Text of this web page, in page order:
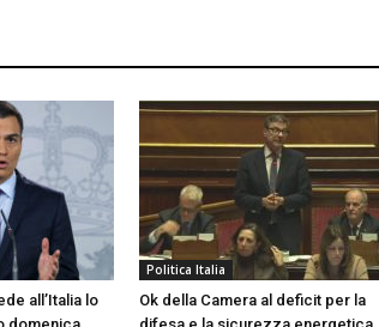
all’Italia lo
Politica Italia
Ok della Camera al deficit per la